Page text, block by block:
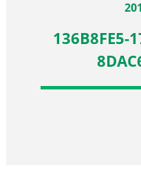
136B8FE5-